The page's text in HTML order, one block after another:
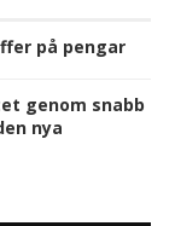
på pengar
genom snabb
nya